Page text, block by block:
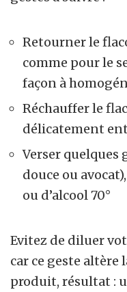
Retourner le
comme pour le
façon à
Réchauffer le
délicatement
Verser quelques
douce ou
ou d’alcool 70°
Evitez de diluer
car ce geste altère
produit, résultat :